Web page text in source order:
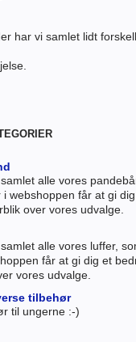
har vi samlet lidt
alle vores
i webshoppen får at gi
over vores udvalge.
alle vores luffer,
får at gi dig et
vores udvalge.
tilbehør
til ungerne :-)